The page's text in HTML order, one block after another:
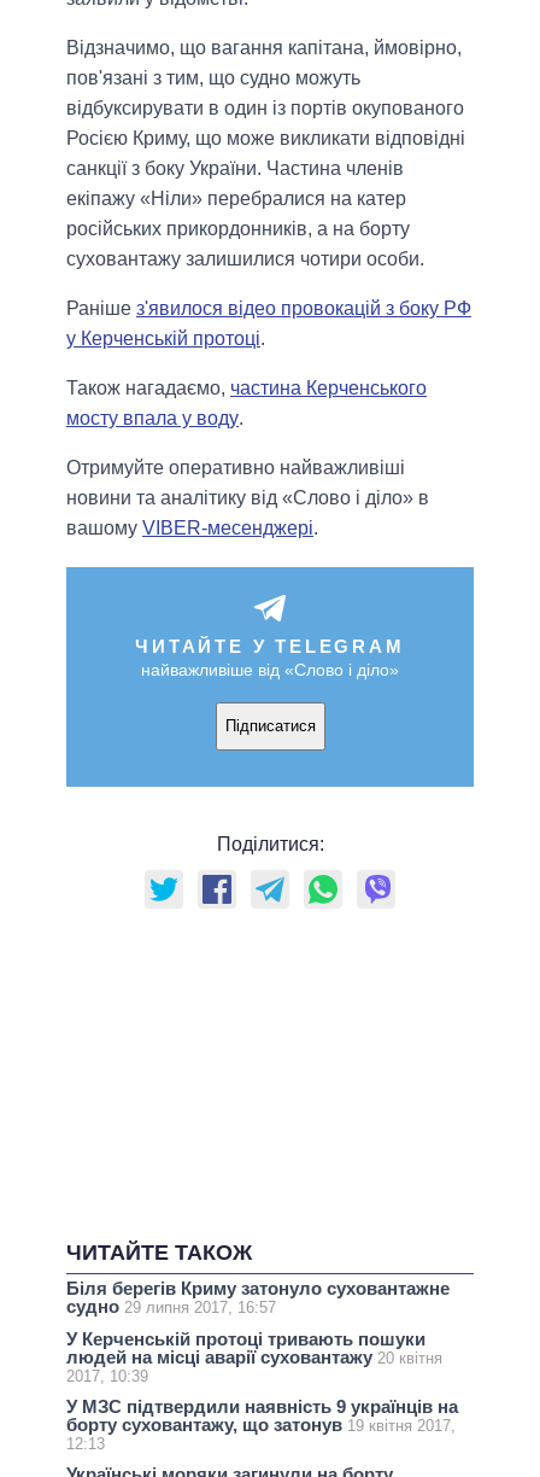
Відзначимо, що вагання капітана, ймовірно,
пов'язані з тим, що судно можуть
відбуксирувати в один із портів окупованого
Росією Криму, що може викликати відповідні
санкції з боку України. Частина членів
екіпажу «Ніли» перебралися на катер
російських прикордонників, а на борту
суховантажу залишилися чотири особи.
Раніше з'явилося відео провокацій з боку РФ
у Керченській протоці.
Також нагадаємо, частина Керченського
мосту впала у воду.
Отримуйте оперативно найважливіші
новини та аналітику від «Слово і діло» в
вашому VIBER-месенджері.
ЧИТАЙТЕ У TELEGRAM
найважливіше від «Слово і діло»
Підписатися
Поділитися:
ЧИТАЙТЕ ТАКОЖ
Біля берегів Криму затонуло суховантажне
судно 29 липня 2017, 16:57
У Керченській протоці тривають пошуки
людей на місці аварії суховантажу 20 квітня
2017, 10:39
У МЗС підтвердили наявність 9 українців на
борту суховантажу, що затонув 19 квітня 2017,
12:13